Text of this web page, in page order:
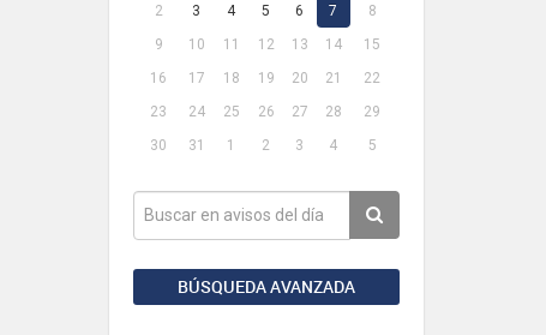
2
3 4 5 6 7
8
9
10 11 12 13 14
15
16
17 18 19 20 21
22
23
24 25 26 27 28
29
30
31 1 2 3 4 5
BÚSQUEDA AVANZADA